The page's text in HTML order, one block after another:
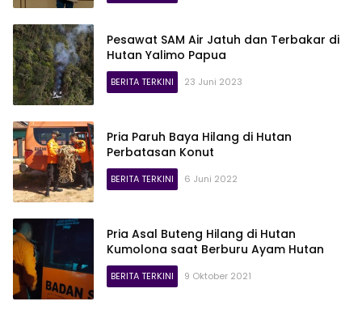
Pesawat SAM Air Jatuh dan Terbakar di
Hutan Yalimo Papua
BERITA TERKINI 23 Juni 2023
Pria Paruh Baya Hilang di Hutan
Perbatasan Konut
BERITA TERKINI 6 Juni 2022
Pria Asal Buteng Hilang di Hutan
Kumolona saat Berburu Ayam Hutan
BERITA TERKINI 9 Oktober 2021